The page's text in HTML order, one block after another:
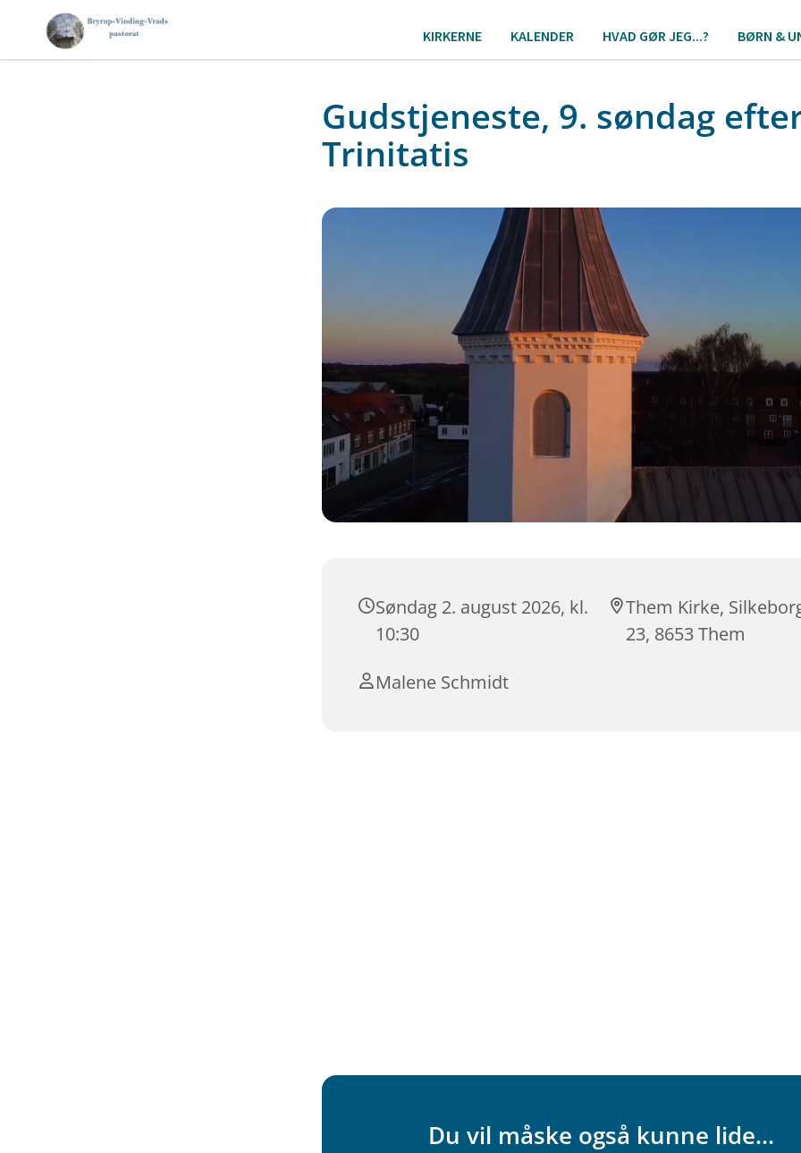
KIRKERNE KALENDER HVAD GØR JEG...? BØRN &
Gudstjeneste, 9. søndag
Trinitatis
Søndag 2. august 2026, kl.
10:30
Them Kirke,
23, 8653 Them
Malene Schmidt
Du vil måske også kunne lide...